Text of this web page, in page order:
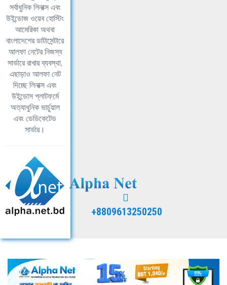
সর্বাধুনিক লিনাক্স এবং
উইন্ডোজ ওয়েব হোস্টিং
আমেরিকা অথবা
বাংলাদেশের ডাটাসেন্টারে
আলফা নেটের নিজস্ব
সার্ভারে রাখার ব্যবস্থা,
এছাড়াও আলফা নেট
দিচ্ছে লিনাক্স এবং
উইন্ডোস প্লাটফর্মে
অত্যাধুনিক ভার্চুয়াল
এবং ডেডিকেটেড
সার্ভার।
+8809613250250